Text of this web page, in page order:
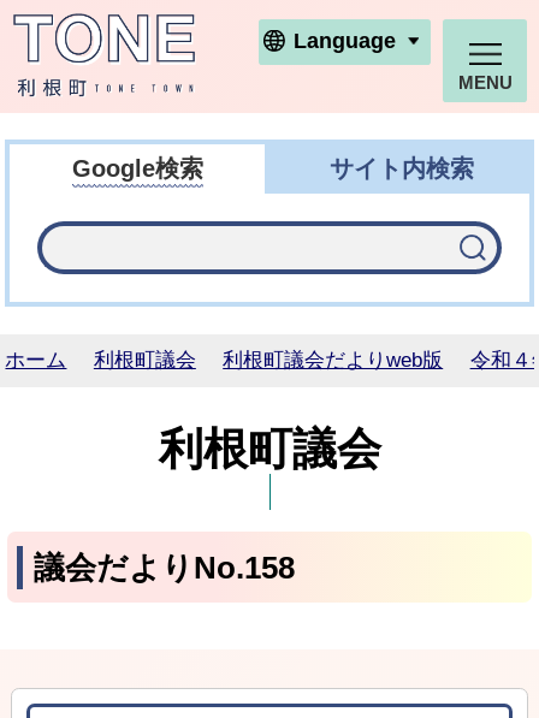
利根町ホームページ
Language
MENU
Google検索 サイト内検索
ホーム 利根町議会 利根町議会だよりweb版 令和４
利根町議会
議会だよりNo.158